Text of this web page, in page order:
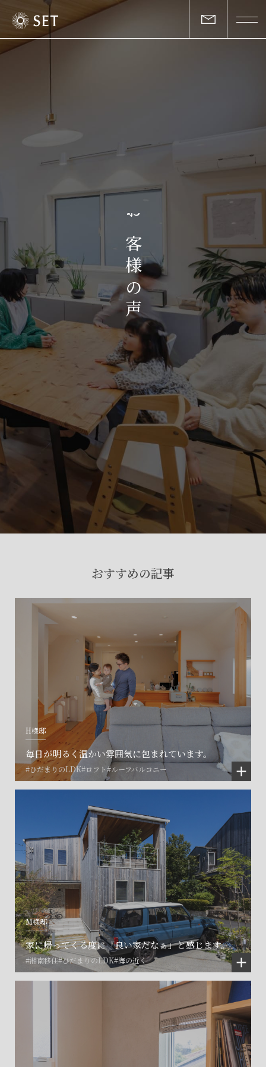
お
客
様
の
声
おすすめの記事
H様邸
毎日が明るく温かい雰囲気に包まれています。
#ひだまりのLDK#ロフト#ルーフバルコニー
M様邸
家に帰ってくる度に「良い家だなぁ」と感じます。
#湘南移住#ひだまりのLDK#海の近く
物件一覧
お客様の声
お知らせ・イベント
会社概要・アクセス
スタッフ紹介
プライバシーポリシー
賃貸管理サイトはこちら
会社に関することや物件についての
お問い合わせはこちらから
土地の活用・賃貸経営に関する
ご相談はこちら
©SET inc.